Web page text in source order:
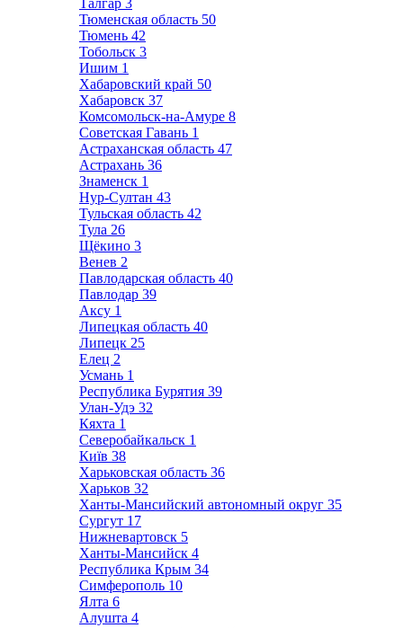
Талгар 3
Тюменская область 50
Тюмень 42
Тобольск 3
Ишим 1
Хабаровский край 50
Хабаровск 37
Комсомольск-на-Амуре 8
Советская Гавань 1
Астраханская область 47
Астрахань 36
Знаменск 1
Нур-Султан 43
Тульская область 42
Тула 26
Щёкино 3
Венев 2
Павлодарская область 40
Павлодар 39
Аксу 1
Липецкая область 40
Липецк 25
Елец 2
Усмань 1
Республика Бурятия 39
Улан-Удэ 32
Кяхта 1
Северобайкальск 1
Київ 38
Харьковская область 36
Харьков 32
Ханты-Мансийский автономный округ 35
Сургут 17
Нижневартовск 5
Ханты-Мансийск 4
Республика Крым 34
Симферополь 10
Ялта 6
Алушта 4